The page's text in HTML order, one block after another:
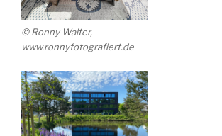
© Ronny Walter,
www.ronnyfotografiert.de